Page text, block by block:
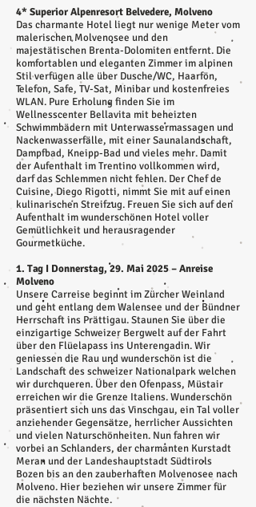
4* Superior Alpenresort Belvedere, Molveno
Das charmante Hotel liegt nur wenige Meter vom
malerischen Molvenosee und den
majestätischen Brenta-Dolomiten entfernt. Die
komfortablen und eleganten Zimmer im alpinen
Stil verfügen alle über Dusche/WC, Haarfön,
Telefon, Safe, TV-Sat, Minibar und kostenfreies
WLAN. Pure Erholung finden Sie im
Wellnesscenter Bellavita mit beheizten
Schwimmbädern mit Unterwassermassagen und
Nackenwasserfälle, mit einer Saunalandschaft,
Dampfbad, Kneipp-Bad und vieles mehr. Damit
der Aufenthalt im Trentino vollkommen wird,
darf das Schlemmen nicht fehlen. Der Chef de
Cuisine, Diego Rigotti, nimmt Sie mit auf einen
kulinarischen Streifzug. Freuen Sie sich auf den
Aufenthalt im wunderschönen Hotel voller
Gemütlichkeit und herausragender
Gourmetküche.
1. Tag I Donnerstag, 29. Mai 2025 – Anreise
Molveno
Unsere Carreise beginnt im Zürcher Weinland
und geht entlang dem Walensee und der Bündner
Herrschaft ins Prättigau. Staunen Sie über die
einzigartige Schweizer Bergwelt auf der Fahrt
über den Flüelapass ins Unterengadin. Wir
geniessen die Rau und wunderschön ist die
Landschaft des schweizer Nationalpark welchen
wir durchqueren. Über den Ofenpass, Müstair
erreichen wir die Grenze Italiens. Wunderschön
präsentiert sich uns das Vinschgau, ein Tal voller
anziehender Gegensätze, herrlicher Aussichten
und vielen Naturschönheiten. Nun fahren wir
vorbei an Schlanders, der charmanten Kurstadt
Meran und der Landeshauptstadt Südtirols
Bozen bis an den zauberhaften Molvenosee nach
Molveno. Hier beziehen wir unsere Zimmer für
die nächsten Nächte.